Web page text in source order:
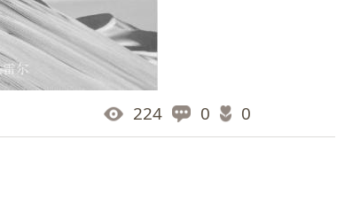
0
0
224